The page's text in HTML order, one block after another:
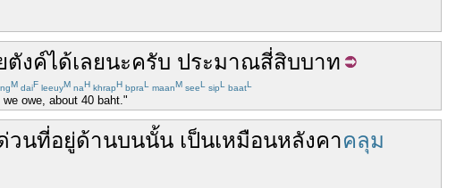
ตังค์ได้เลยนะครับ ประมาณสี่สิบบาท
M daiF leeuyM naH khrapH bpraL maanM seeL sipL baatL
owe, about 40 baht."
วนที่อยู่ด้านบนนั้น เป็นเหมือนหลังคาคลุม